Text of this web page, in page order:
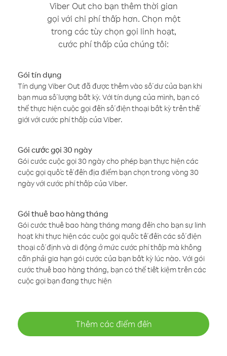
Viber Out cho bạn thêm thời gian
gọi với chi phí thấp hơn. Chọn một
trong các tùy chọn gọi linh hoạt,
cước phí thấp của chúng tôi:
Gói tín dụng
Tín dụng Viber Out đã được thêm vào số dư của bạn khi
bạn mua số lượng bất kỳ. Với tín dụng của mình, bạn có
thể thực hiện cuộc gọi đến số điện thoại bất kỳ trên thế
giới với cước phí thấp của Viber.
Gói cước gọi 30 ngày
Gói cước cuộc gọi 30 ngày cho phép bạn thực hiện các
cuộc gọi quốc tế đến địa điểm bạn chọn trong vòng 30
ngày với cước phí thấp của Viber.
Gói thuê bao hàng tháng
Gói cước thuê bao hàng tháng mang đến cho bạn sự linh
hoạt khi thực hiện các cuộc gọi quốc tế đến các số điện
thoại cố định và di động ở mức cước phí thấp mà không
cần phải gia hạn gói cước của bạn bất kỳ lúc nào. Với gói
cước thuê bao hàng tháng, bạn có thể tiết kiệm trên các
cuộc gọi bạn đang thực hiện
Thêm các điểm đến